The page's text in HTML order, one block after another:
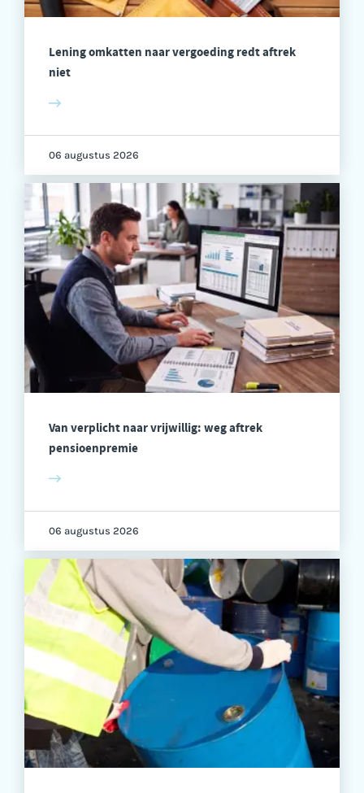
Lening omkatten naar vergoeding redt aftrek
niet
06 augustus 2026
Van verplicht naar vrijwillig: weg aftrek
pensioenpremie
06 augustus 2026